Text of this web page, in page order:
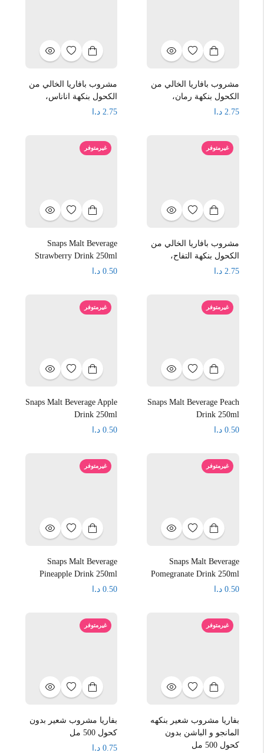
مشروب بافاريا الخالي من
الكحول بنكهة رمان،
2.75 د.ا
مشروب بافاريا الخالي من
الكحول بنكهة اناناس،
2.75 د.ا
غيرمتوفر
مشروب بافاريا الخالي من
الكحول بنكهة التفاح،
2.75 د.ا
غيرمتوفر
Snaps Malt Beverage
Strawberry Drink 250ml
0.50 د.ا
غيرمتوفر
Snaps Malt Beverage Peach
Drink 250ml
0.50 د.ا
غيرمتوفر
Snaps Malt Beverage Apple
Drink 250ml
0.50 د.ا
غيرمتوفر
Snaps Malt Beverage
Pomegranate Drink 250ml
0.50 د.ا
غيرمتوفر
Snaps Malt Beverage
Pineapple Drink 250ml
0.50 د.ا
غيرمتوفر
بفاريا مشروب شعير بنكهه
المانجو و الباشن بدون
كحول 500 مل
غيرمتوفر
بفاريا مشروب شعير بدون
كحول 500 مل
0.75 د.ا